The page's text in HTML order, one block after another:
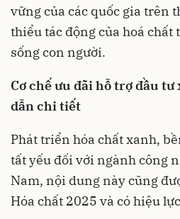
vững của các quốc gia trên
thiểu tác động của hoá
sống con người.
Cơ chế ưu đãi hỗ trợ đầu tư
dẫn chi tiết
Phát triển hóa chất xanh,
tất yếu đối với ngành công
Nam, nội dung này cũng
Hóa chất 2025 và có hiệu